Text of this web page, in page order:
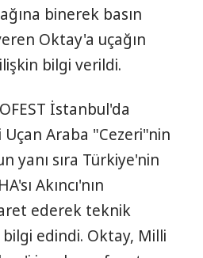
binerek basın
Oktay'a uçağın
bilgi verildi.
İstanbul'da
Araba "Cezeri"nin
yanı sıra Türkiye'nin
Akıncı'nın
ederek teknik
edindi. Oktay, Milli